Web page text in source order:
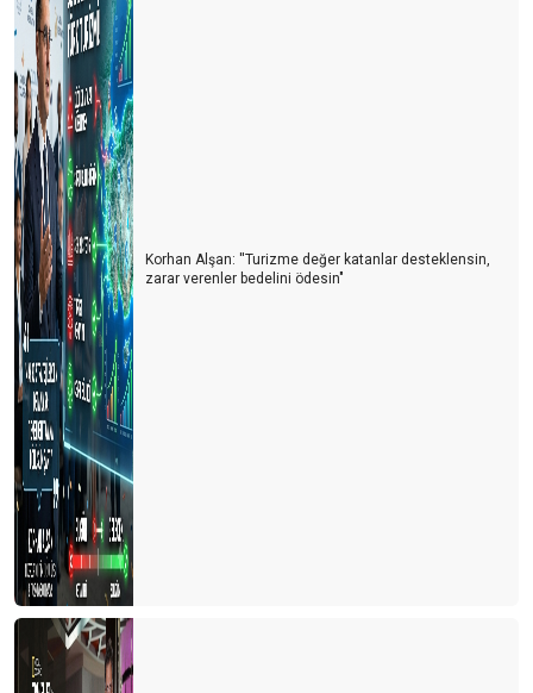
Korhan Alşan: ''Turizme değer katanlar desteklensin,
zarar verenler bedelini ödesin"